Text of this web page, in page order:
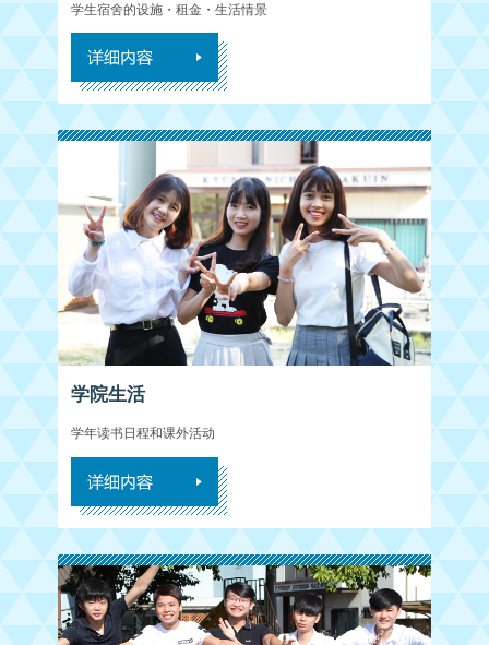
学生宿舍的设施・租金・生活情景
学院生活
学年读书日程和课外活动